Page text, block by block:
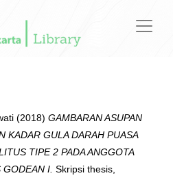
(2018) GAMBARAN ASUPAN
KADAR GULA DARAH PUASA
TIPE 2 PADA ANGGOTA
GODEAN I. Skripsi thesis,